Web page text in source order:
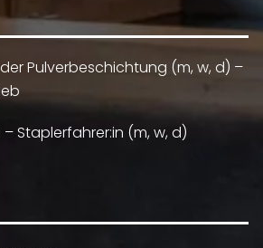
Pulverbeschichtung (m, w, d) –
Staplerfahrer:in (m, w, d)